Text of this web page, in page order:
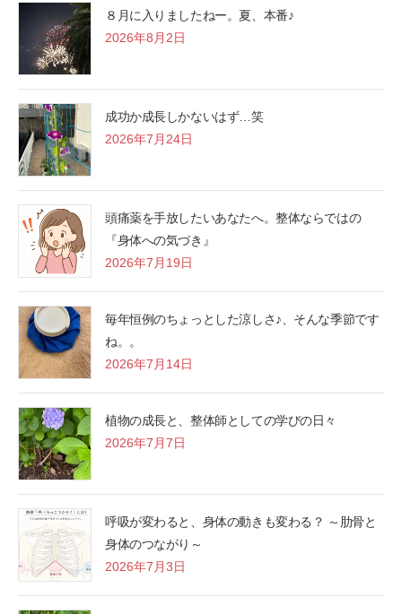
８月に入りましたねー。夏、本番♪
2026年8月2日
成功か成長しかないはず…笑
2026年7月24日
頭痛薬を手放したいあなたへ。整体ならではの
『身体への気づき』
2026年7月19日
毎年恒例のちょっとした涼しさ♪、そんな季節です
ね。。
2026年7月14日
植物の成長と、整体師としての学びの日々
2026年7月7日
呼吸が変わると、身体の動きも変わる？ ～肋骨と
身体のつながり～
2026年7月3日